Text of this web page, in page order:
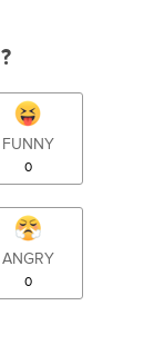
FUNNY
0
ANGRY
0